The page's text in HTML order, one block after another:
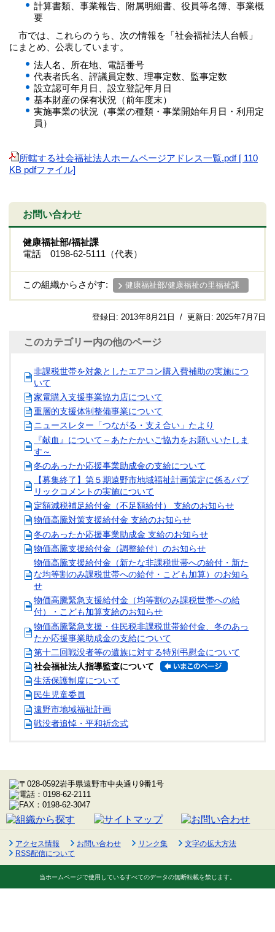
計算書類、事業報告、附属明細書、役員等名簿、事業概
市では、これらのうち、次の情報を「社会福祉法人台帳」
にまとめ、公表しています。
法人名、所在地、電話番号
代表者氏名、評議員定数、理事定数、監事定数
設立認可年月日、設立登記年月日
基本財産の保有状況（前年度末）
実施事業の状況（事業の種類・事業開始年月日・利用定
員）
所轄する社会福祉法人ホームページアドレス一覧.pdf [ 110
KB pdfファイル]
お問い合わせ
健康福祉部/福祉課
電話 0198-62-5111（代表）
この組織からさがす: 健康福祉部/健康福祉の里福祉課
登録日: 2013年8月21日 / 更新日: 2025年7月7日
このカテゴリー内の他のページ
非課税世帯を対象としたエアコン購入費補助の実施につ
いて
家電購入支援事業協力店について
重層的支援体制整備事業について
ニュースレター「つながる・支え合い」たより
『献血』について～あたたかいご協力をお願いいたしま
す～
冬のあったか応援事業助成金の支給について
【募集終了】第５期遠野市地域福祉計画策定に係るパブ
リックコメントの実施について
定額減税補足給付金（不足額給付） 支給のお知らせ
物価高騰対策支援給付金 支給のお知らせ
冬のあったか応援事業助成金 支給のお知らせ
物価高騰支援給付金（調整給付）のお知らせ
物価高騰支援給付金（新たな非課税世帯への給付・新た
な均等割のみ課税世帯への給付・こども加算）のお知ら
せ
物価高騰緊急支援給付金（均等割のみ課税世帯への給
付）・こども加算支給のお知らせ
物価高騰緊急支援・住民税非課税世帯給付金、冬のあっ
たか応援事業助成金の支給について
第十二回戦没者等の遺族に対する特別弔慰金について
社会福祉法人指導監査について
生活保護制度について
民生児童委員
遠野市地域福祉計画
戦没者追悼・平和祈念式
アクセス情報 お問い合わせ リンク集
文字の拡大方法
RSS配信について
当ホームページで使用しているすべてのデータの無断転載を禁じます。